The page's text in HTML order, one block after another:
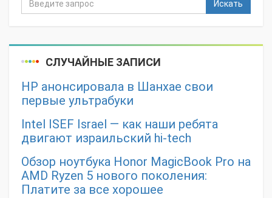
Искать
СЛУЧАЙНЫЕ ЗАПИСИ
HP анонсировала в Шанхае свои
первые ультрабуки
Intel ISEF Israel — как наши ребята
двигают израильский hi-tech
Обзор ноутбука Honor MagicBook Pro на
AMD Ryzen 5 нового поколения:
Платите за все хорошее